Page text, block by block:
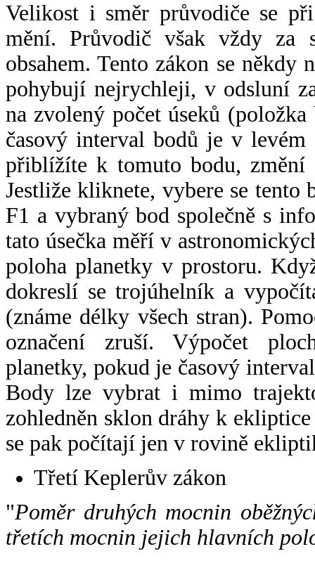
Velikost i směr průvodiče se
mění. Průvodič však vždy za
obsahem. Tento zákon se někdy
pohybují nejrychleji, v odsluní
na zvolený počet úseků
časový interval bodů je v
přiblížíte k tomuto bodu,
Jestliže kliknete, vybere se tento
F1 a vybraný bod společně s
tato úsečka měří v
poloha planetky v prostoru.
dokreslí se trojúhelník a
(známe délky všech stran).
označení zruší. Výpočet
planetky, pokud je časový
Body lze vybrat i mimo
zohledněn sklon dráhy k
se pak počítají jen v rovině
Třetí Keplerův zákon
"Poměr druhých mocnin
třetích mocnin jejich hlavních